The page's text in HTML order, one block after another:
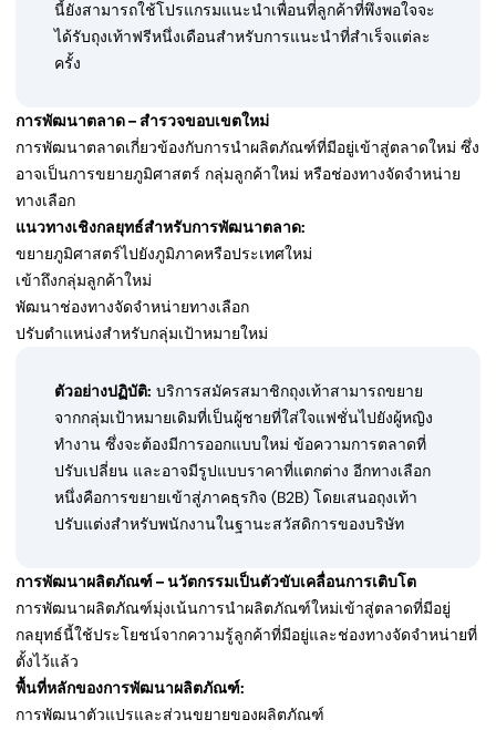
นี้ยังสามารถใช้โปรแกรมแนะนำเพื่อนที่ลูกค้าที่พึงพอใจจะ
ได้รับถุงเท้าฟรีหนึ่งเดือนสำหรับการแนะนำที่สำเร็จแต่ละ
ครั้ง
การพัฒนาตลาด – สำรวจขอบเขตใหม่
การพัฒนาตลาดเกี่ยวข้องกับการนำผลิตภัณฑ์ที่มีอยู่เข้าสู่ตลาดใหม่ ซึ่ง
อาจเป็นการขยายภูมิศาสตร์ กลุ่มลูกค้าใหม่ หรือช่องทางจัดจำหน่าย
ทางเลือก
แนวทางเชิงกลยุทธ์สำหรับการพัฒนาตลาด:
ขยายภูมิศาสตร์ไปยังภูมิภาคหรือประเทศใหม่
เข้าถึงกลุ่มลูกค้าใหม่
พัฒนาช่องทางจัดจำหน่ายทางเลือก
ปรับตำแหน่งสำหรับกลุ่มเป้าหมายใหม่
ตัวอย่างปฏิบัติ: บริการสมัครสมาชิกถุงเท้าสามารถขยาย
จากกลุ่มเป้าหมายเดิมที่เป็นผู้ชายที่ใส่ใจแฟชั่นไปยังผู้หญิง
ทำงาน ซึ่งจะต้องมีการออกแบบใหม่ ข้อความการตลาดที่
ปรับเปลี่ยน และอาจมีรูปแบบราคาที่แตกต่าง อีกทางเลือก
หนึ่งคือการขยายเข้าสู่ภาคธุรกิจ (B2B) โดยเสนอถุงเท้า
ปรับแต่งสำหรับพนักงานในฐานะสวัสดิการของบริษัท
การพัฒนาผลิตภัณฑ์ – นวัตกรรมเป็นตัวขับเคลื่อนการเติบโต
การพัฒนาผลิตภัณฑ์มุ่งเน้นการนำผลิตภัณฑ์ใหม่เข้าสู่ตลาดที่มีอยู่
กลยุทธ์นี้ใช้ประโยชน์จากความรู้ลูกค้าที่มีอยู่และช่องทางจัดจำหน่ายที่
ตั้งไว้แล้ว
พื้นที่หลักของการพัฒนาผลิตภัณฑ์:
การพัฒนาตัวแปรและส่วนขยายของผลิตภัณฑ์